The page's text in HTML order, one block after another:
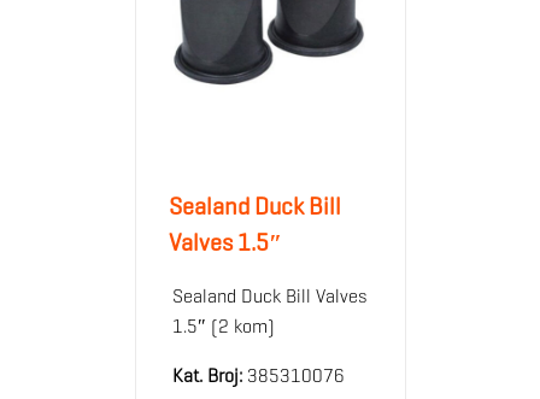
Sealand Duck Bill
Valves 1.5″
Sealand Duck Bill Valves
1.5″ (2 kom)
Kat. Broj:385310076